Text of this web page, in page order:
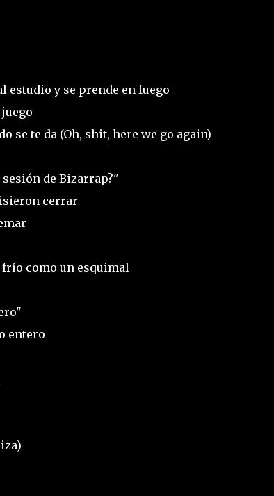
estudio y se prende en fuego
se te da (Oh, shit, here we go again)
de Bizarrap?"
cerrar
frío como un esquimal
entero